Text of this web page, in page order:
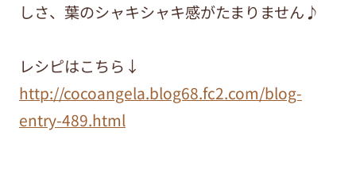
しさ、葉のシャキシャキ感がたまりません♪
レシピはこちら↓
http://cocoangela.blog68.fc2.com/blog-
entry-489.html